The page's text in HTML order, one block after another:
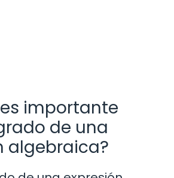
importante
de una
algebraica?